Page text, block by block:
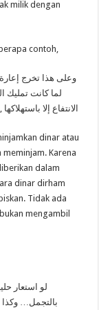
milik dengan
contoh,
وعلى هذا تخرج إعارة
لما كانت تمليك
الانتفاع إلا
dinar atau
Karena
dalam
dinar dirham
Tidak ada
mengambil
لو استعار
بالتجمل… وكذا